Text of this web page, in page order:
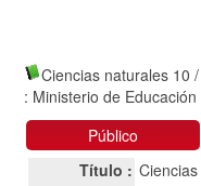
Ciencias naturales 10 /
: Ministerio de
Público
Título :